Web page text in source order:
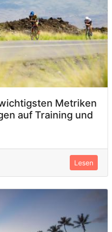
Metriken
auf Training und
Lesen